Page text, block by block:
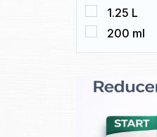
1.25 L
200 ml